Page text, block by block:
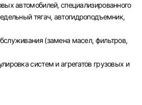
автомобилей, специализированного
тягач, автогидроподъемник,
(замена масел, фильтров,
систем и агрегатов грузовых и